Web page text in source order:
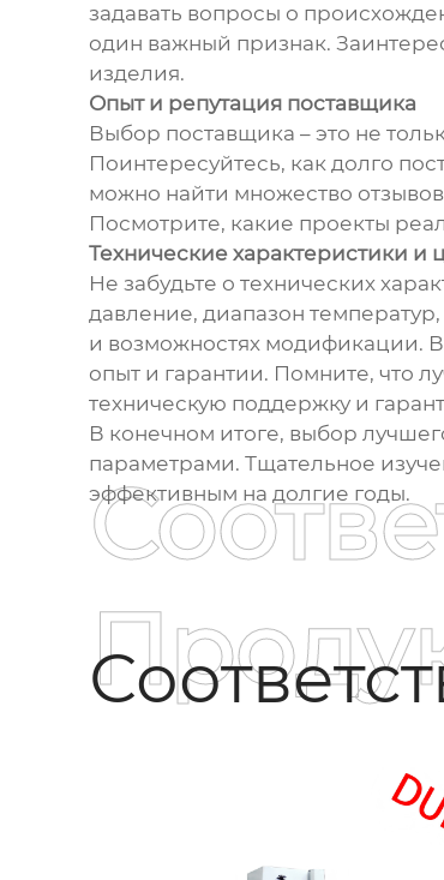
задавать вопросы о
один важный признак.
изделия.
Опыт и репутация поставщика
Выбор поставщика – это не
Поинтересуйтесь, как долго
можно найти множество
Посмотрите, какие проекты
Технические характеристики и
Не забудьте о технических
давление, диапазон
и возможностях модификации.
опыт и гарантии. Помните, что
техническую поддержку и
В конечном итоге, выбор
параметрами. Тщательное
эффективным на долгие годы.